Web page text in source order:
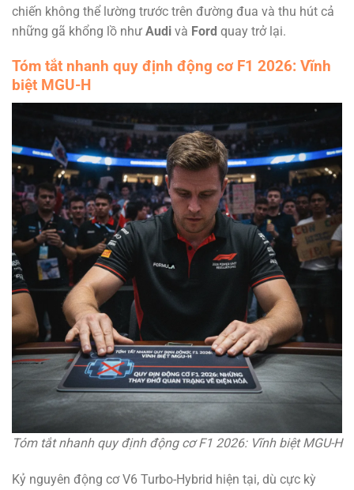
chiến không thể lường trước trên đường đua và thu hút cả
những gã khổng lồ như Audi và Ford quay trở lại.
Tóm tắt nhanh quy định động cơ F1 2026: Vĩnh
biệt MGU-H
Tóm tắt nhanh quy định động cơ F1 2026: Vĩnh biệt MGU-H
Kỷ nguyên động cơ V6 Turbo-Hybrid hiện tại, dù cực kỳ